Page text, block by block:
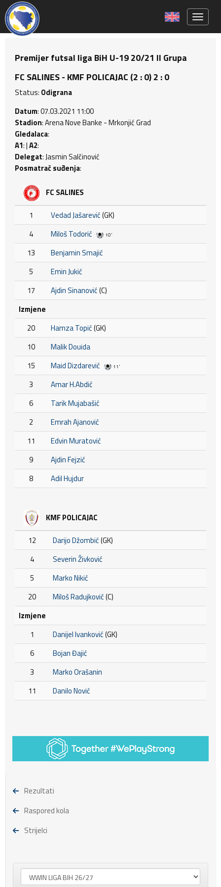
Premijer futsal liga BiH U-19 20/21 II Grupa
FC SALINES - KMF POLICAJAC (2 : 0) 2 : 0
Status: Odigrana
Datum: 07.03.2021 11:00
Stadion: Arena Nove Banke - Mrkonjić Grad
Gledalaca:
A1: |A2:
Delegat: Jasmin Salčinović
Posmatrač suđenja:
FC SALINES
1 Vedad Jašarević(GK)
4
Miloš Todorić 10'
13
Benjamin Smajić
5
Emin Jukić
17
Ajdin Sinanović(C)
Izmjene
20
Hamza Topić(GK)
10
Malik Douida
15
Maid Dizdarević 11'
3
Amar H.Abdić
6
Tarik Mujabašić
2
Emrah Ajanović
11
Edvin Muratović
9
Ajdin Fejzić
8
Adil Hujdur
KMF POLICAJAC
12 Darijo Džombić(GK)
4
Severin Živković
5
Marko Nikić
20
Miloš Radujković(C)
Izmjene
1
Danijel Ivanković(GK)
6
Bojan Đajić
3
Marko Orašanin
11
Danilo Nović
Rezultati
Raspored kola
Strijelci